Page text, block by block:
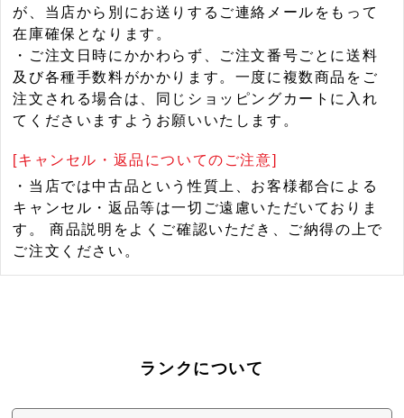
が、当店から別にお送りするご連絡メールをもって
在庫確保となります。
・ご注文日時にかかわらず、ご注文番号ごとに送料
及び各種手数料がかかります。一度に複数商品をご
注文される場合は、同じショッピングカートに入れ
てくださいますようお願いいたします。
[キャンセル・返品についてのご注意]
・当店では中古品という性質上、お客様都合による
キャンセル・返品等は一切ご遠慮いただいておりま
す。 商品説明をよくご確認いただき、ご納得の上で
ご注文ください。
ランクについて